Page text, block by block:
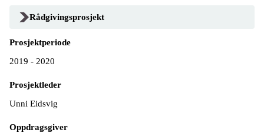
Rådgivingsprosjekt
Prosjektperiode
2019 - 2020
Prosjektleder
Unni Eidsvig
Oppdragsgiver